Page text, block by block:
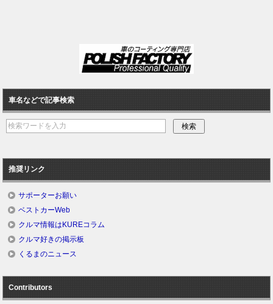
車名などで記事検索
推奨リンク
サポーターお願い
ベストカーWeb
クルマ情報はKUREコラム
クルマ好きの掲示板
くるまのニュース
Contributors